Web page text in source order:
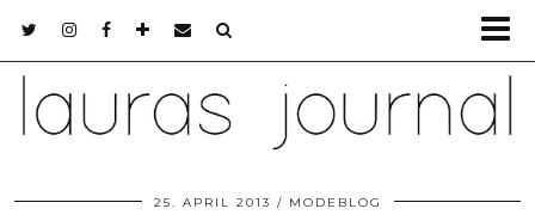
25. APRIL 2013 MODEBLOG